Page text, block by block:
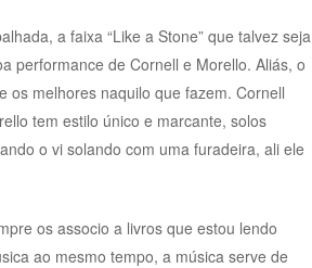
a faixa “Like a Stone” que talvez seja
performance de Cornell e Morello. Aliás, o
os melhores naquilo que fazem. Cornell
tem estilo único e marcante, solos
o vi solando com uma furadeira, ali ele
os associo a livros que estou lendo
ao mesmo tempo, a música serve de